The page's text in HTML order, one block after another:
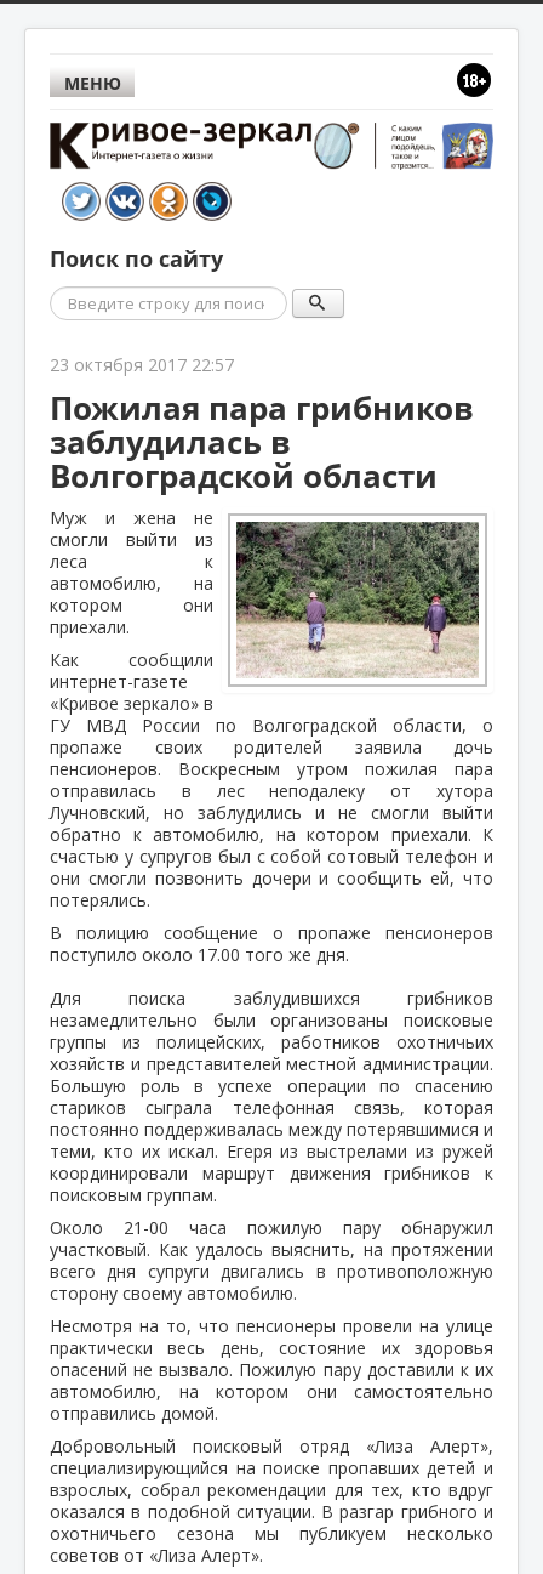
МЕНЮ
Поиск по сайту
Поиск
23 октября 2017 22:57
Пожилая пара грибников
заблудилась в
Волгоградской области
Муж и жена не
смогли выйти из
леса к
автомобилю, на
котором они
приехали.
Как сообщили
интернет-газете
«Кривое зеркало» в
ГУ МВД России по Волгоградской области, о
пропаже своих родителей заявила дочь
пенсионеров. Воскресным утром пожилая пара
отправилась в лес неподалеку от хутора
Лучновский, но заблудились и не смогли выйти
обратно к автомобилю, на котором приехали. К
счастью у супругов был с собой сотовый телефон и
они смогли позвонить дочери и сообщить ей, что
потерялись.
В полицию сообщение о пропаже пенсионеров
поступило около 17.00 того же дня.
Для поиска заблудившихся грибников
незамедлительно были организованы поисковые
группы из полицейских, работников охотничьих
хозяйств и представителей местной администрации.
Большую роль в успехе операции по спасению
стариков сыграла телефонная связь, которая
постоянно поддерживалась между потерявшимися и
теми, кто их искал. Егеря из выстрелами из ружей
координировали маршрут движения грибников к
поисковым группам.
Около 21-00 часа пожилую пару обнаружил
участковый. Как удалось выяснить, на протяжении
всего дня супруги двигались в противоположную
сторону своему автомобилю.
Несмотря на то, что пенсионеры провели на улице
практически весь день, состояние их здоровья
опасений не вызвало. Пожилую пару доставили к их
автомобилю, на котором они самостоятельно
отправились домой.
Добровольный поисковый отряд «Лиза Алерт»,
специализирующийся на поиске пропавших детей и
взрослых, собрал рекомендации для тех, кто вдруг
оказался в подобной ситуации. В разгар грибного и
охотничьего сезона мы публикуем несколько
советов от «Лиза Алерт».